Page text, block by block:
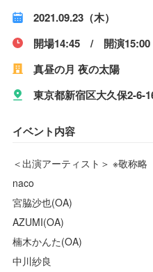
2021.09.23（木）
開場14:45 / 開演15:00
真昼の月 夜の太陽
東京都新宿区大久保2-6-
イベント内容
＜出演アーティスト＞ ※敬称略
naco
宮脇沙也(OA)
AZUMI(OA)
楠木かんた(OA)
中川紗良